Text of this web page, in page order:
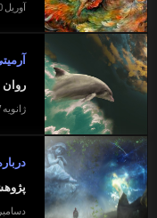
آوریل 20, 2017
روان
ژانویه 27, 2018
دسامبر 29, 2017